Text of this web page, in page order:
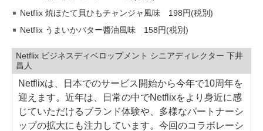
Netflix 焼ほたて貝ひもチャンジャ風味 198円(税別)
Netflix うまいかバター醬油風味 158円(税別)
Netflix ビジネスディベロップメント シニアディレクター 下井
昌人
Netflixは、日本でのサービス開始から今年で10周年を
迎えます。近年は、日常の中でNetflixをより身近に感
じていただけるブランド体験や、多様なパートナーシ
ップの拡大にも注力しています。今回のコラボレーシ